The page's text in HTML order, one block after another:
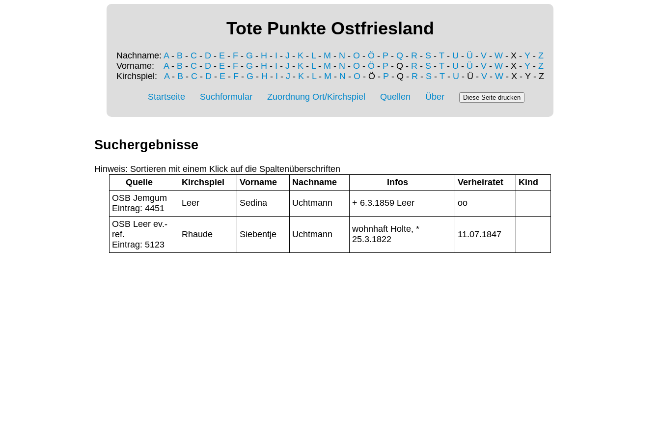
Tote Punkte Ostfriesland
Nachname: A- B - C - D - E - F - G - H - I - J - K - L- M - N - O - Ö - P - Q - R - S - T - U - Ü - V - W - X - Y - Z
Vorname: A- B - C - D - E - F - G - H - I - J - K - L- M - N - O - Ö - P - Q - R - S - T - U - Ü - V - W - X - Y - Z
Kirchspiel: A- B - C - D- E- F- G - H - I - J - K- L- M - N - O - Ö - P - Q - R - S- T- U - Ü - V- W- X - Y - Z
Startseite Suchformular Zuordnung Ort/Kirchspiel Quellen Über
Suchergebnisse
Hinweis: Sortieren mit einem Klick auf die Spaltenüberschriften
Quelle
Kirchspiel Vorname Nachname Infos Verheiratet
Kind
OSB Jemgum
Eintrag: 4451
Leer Sedina Uchtmann + 6.3.1859 Leer oo
OSB Leer ev.-
ref.
Eintrag: 5123
Rhaude Siebentje Uchtmann
wohnhaft Holte, *
25.3.1822
11.07.1847